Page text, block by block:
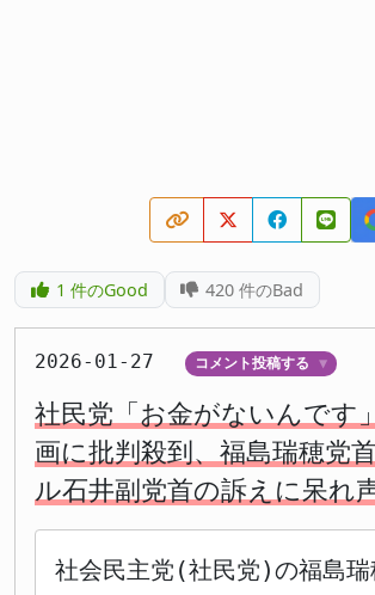
1 件のGood 420 件のBad
2026-01-27 コメント投稿する ▼
社民党「お金がないんです
画に批判殺到、福島瑞穂党
ル石井副党首の訴えに呆れ
社会民主党(社民党)の福島瑞